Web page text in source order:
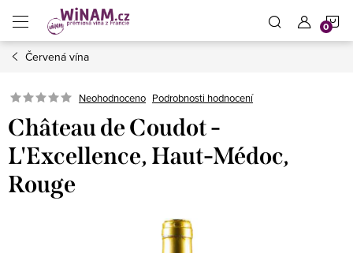
obsah
Červená vína
Neohodnoceno Podrobnosti hodnocení
Château de Coudot -
L'Excellence, Haut-Médoc,
Rouge